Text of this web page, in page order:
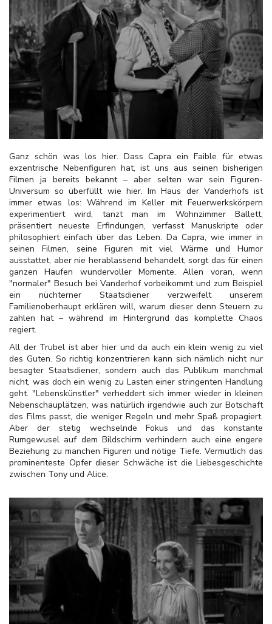
Ganz schön was los hier. Dass Capra ein Faible für etwas
exzentrische Nebenfiguren hat, ist uns aus seinen bisherigen
Filmen ja bereits bekannt – aber selten war sein Figuren-
Universum so überfüllt wie hier. Im Haus der Vanderhofs ist
immer etwas los: Während im Keller mit Feuerwerkskörpern
experimentiert wird, tanzt man im Wohnzimmer Ballett,
präsentiert neueste Erfindungen, verfasst Manuskripte oder
philosophiert einfach über das Leben. Da Capra, wie immer in
seinen Filmen, seine Figuren mit viel Wärme und Humor
ausstattet, aber nie herablassend behandelt, sorgt das für einen
ganzen Haufen wundervoller Momente. Allen voran, wenn
"normaler" Besuch bei Vanderhof vorbeikommt und zum Beispiel
ein nüchterner Staatsdiener verzweifelt unserem
Familienoberhaupt erklären will, warum dieser denn Steuern zu
zahlen hat – während im Hintergrund das komplette Chaos
regiert.
All der Trubel ist aber hier und da auch ein klein wenig zu viel
des Guten. So richtig konzentrieren kann sich nämlich nicht nur
besagter Staatsdiener, sondern auch das Publikum manchmal
nicht, was doch ein wenig zu Lasten einer stringenten Handlung
geht. "Lebenskünstler" verheddert sich immer wieder in kleinen
Nebenschauplätzen, was natürlich irgendwie auch zur Botschaft
des Films passt, die weniger Regeln und mehr Spaß propagiert.
Aber der stetig wechselnde Fokus und das konstante
Rumgewusel auf dem Bildschirm verhindern auch eine engere
Beziehung zu manchen Figuren und nötige Tiefe. Vermutlich das
prominenteste Opfer dieser Schwäche ist die Liebesgeschichte
zwischen Tony und Alice.